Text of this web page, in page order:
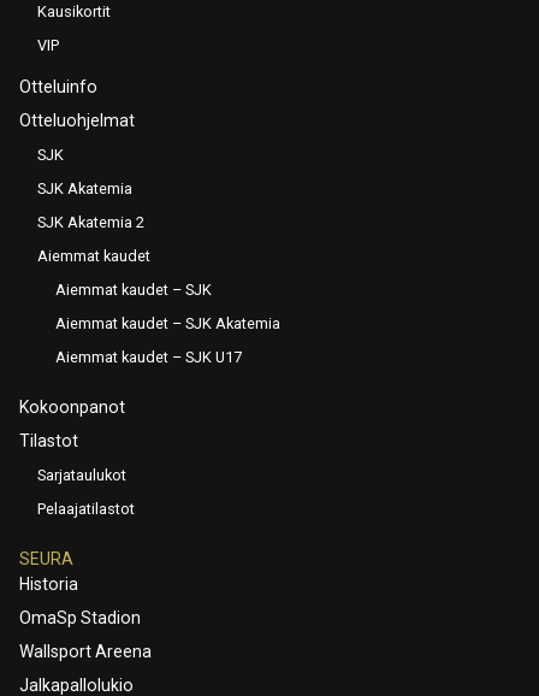
Kausikortit
VIP
Otteluinfo
Otteluohjelmat
SJK
SJK Akatemia
SJK Akatemia 2
Aiemmat kaudet
Aiemmat kaudet – SJK
Aiemmat kaudet – SJK Akatemia
Aiemmat kaudet – SJK U17
Kokoonpanot
Tilastot
Sarjataulukot
Pelaajatilastot
SEURA
Historia
OmaSp Stadion
Wallsport Areena
Jalkapallolukio